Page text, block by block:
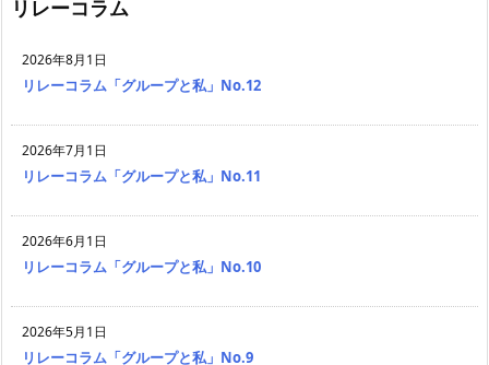
リレーコラム
2026年8月1日
リレーコラム「グループと私」No.12
2026年7月1日
リレーコラム「グループと私」No.11
2026年6月1日
リレーコラム「グループと私」No.10
2026年5月1日
リレーコラム「グループと私」No.9